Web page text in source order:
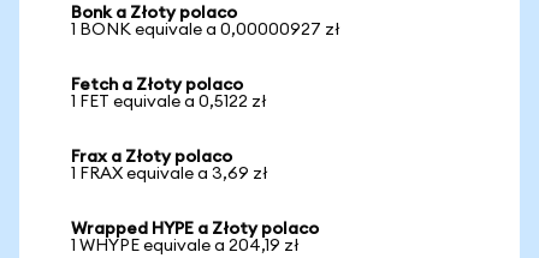
Bonk a Złoty polaco
1 BONK equivale a 0,00000927 zł
Fetch a Złoty polaco
1 FET equivale a 0,5122 zł
Frax a Złoty polaco
1 FRAX equivale a 3,69 zł
Wrapped HYPE a Złoty polaco
1 WHYPE equivale a 204,19 zł